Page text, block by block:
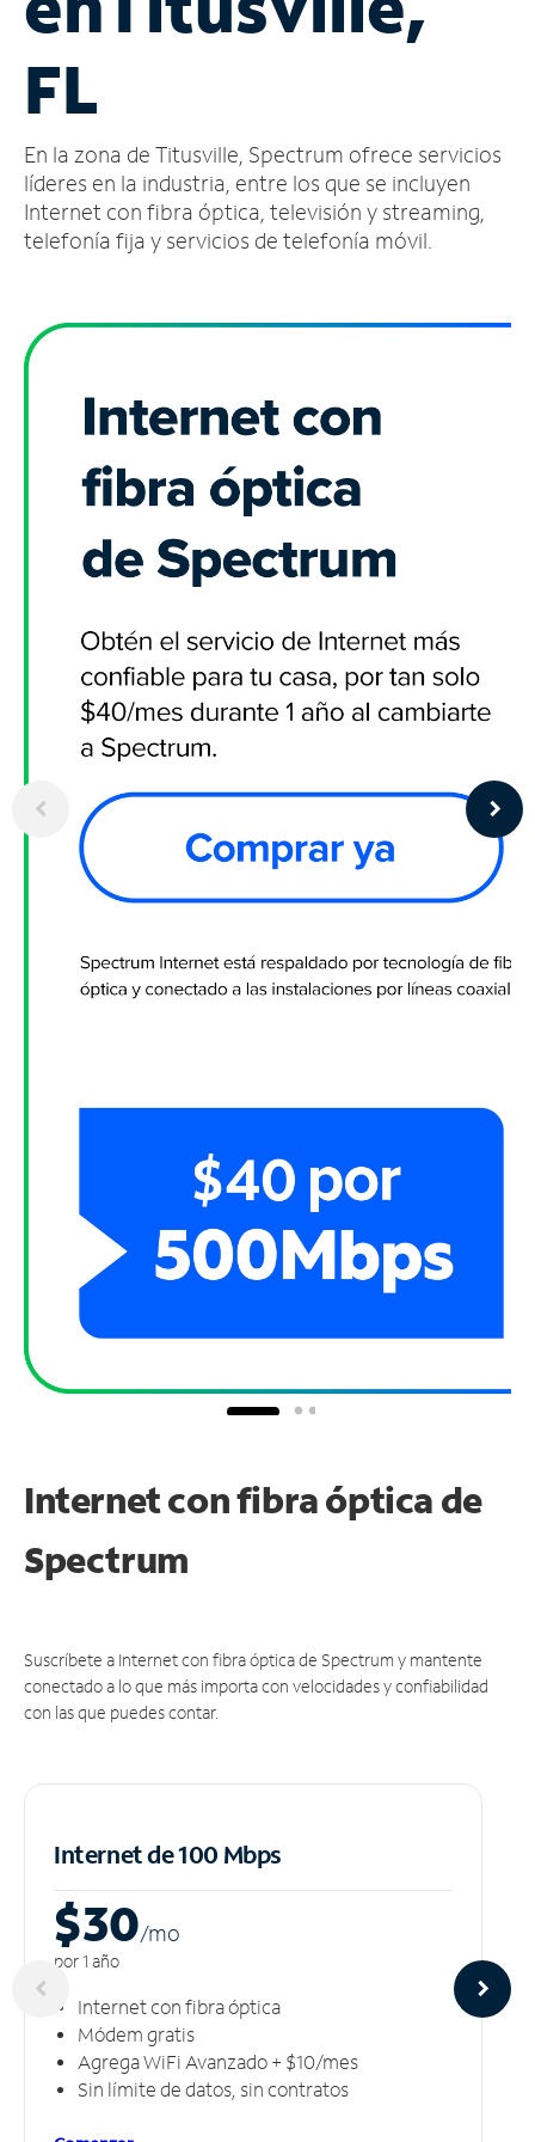
cuenta
Encuentra
tienda
FL
En la zona de Titusville, Spectrum ofrece servicios
líderes en la industria, entre los que se incluyen
Internet con fibra óptica, televisión y streaming,
telefonía fija y servicios de telefonía móvil.
Internet con fibra óptica de
Spectrum
Suscríbete a Internet con fibra óptica de Spectrum y mantente
conectado a lo que más importa con velocidades y confiabilidad
con las que puedes contar.
Internet de 100 Mbps
$30/mo
por 1 año
Internet con fibra óptica
Módem gratis
Agrega WiFi Avanzado + $10/mes
Sin límite de datos, sin contratos